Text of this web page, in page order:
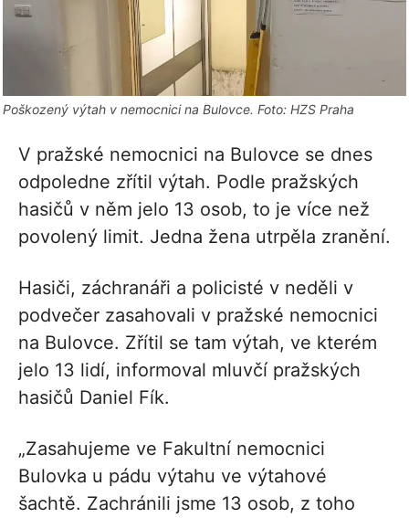
Poškozený výtah v nemocnici na Bulovce. Foto: HZS Praha
V pražské nemocnici na Bulovce se dnes
odpoledne zřítil výtah. Podle pražských
hasičů v něm jelo 13 osob, to je více než
povolený limit. Jedna žena utrpěla zranění.
Hasiči, záchranáři a policisté v neděli v
podvečer zasahovali v pražské nemocnici
na Bulovce. Zřítil se tam výtah, ve kterém
jelo 13 lidí, informoval mluvčí pražských
hasičů Daniel Fík.
„Zasahujeme ve Fakultní nemocnici
Bulovka u pádu výtahu ve výtahové
šachtě. Zachránili jsme 13 osob, z toho